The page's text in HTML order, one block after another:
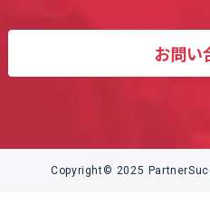
お問い
Copyright© 2025